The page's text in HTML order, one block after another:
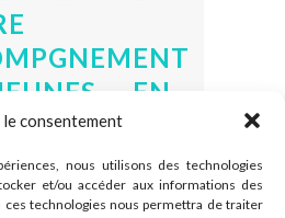
consentement
nous utilisons des technologies
et/ou accéder aux informations des
ces technologies nous permettra de traiter
EN
DE
laSociété de